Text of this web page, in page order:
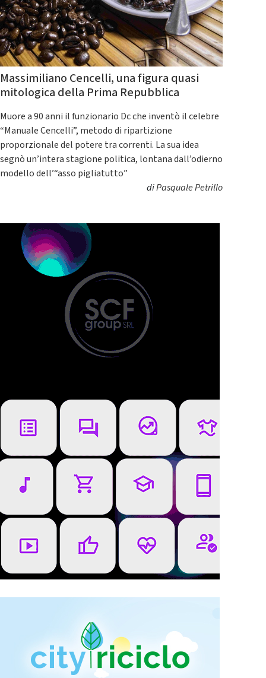
Massimiliano Cencelli, una figura quasi
mitologica della Prima Repubblica
Muore a 90 anni il funzionario Dc che inventò il celebre
“Manuale Cencelli”, metodo di ripartizione
proporzionale del potere tra correnti. La sua idea
segnò un’intera stagione politica, lontana dall’odierno
modello dell’“asso pigliatutto”
diPasquale Petrillo